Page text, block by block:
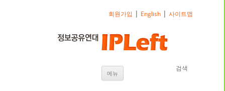
메뉴 내용으로 바로가기검색
회원가입 | English |사이트맵